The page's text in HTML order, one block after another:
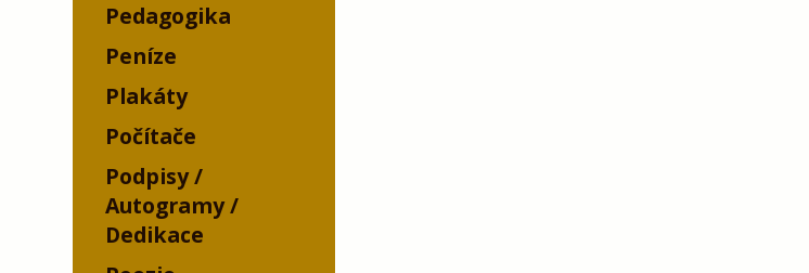
Pedagogika
Peníze
Plakáty
Počítače
Podpisy /
Autogramy /
Dedikace